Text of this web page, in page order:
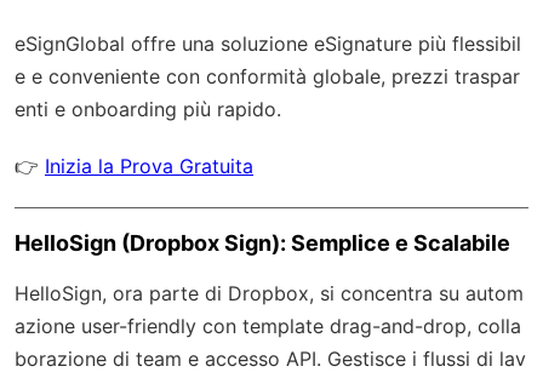
eSignGlobal offre una soluzione eSignature più flessibil
e e conveniente con conformità globale, prezzi traspar
enti e onboarding più rapido.
👉 Inizia la Prova Gratuita
HelloSign (Dropbox Sign): Semplice e Scalabile
HelloSign, ora parte di Dropbox, si concentra su autom
azione user-friendly con template drag-and-drop, colla
borazione di team e accesso API. Gestisce i flussi di lav